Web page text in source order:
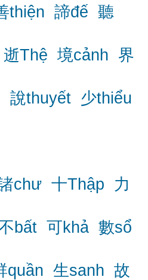
thiện 諦đế 聽
逝Thệ 境cảnh 界
說thuyết 少thiểu
chư 十Thập
力
bất 可khả 數sổ
quần 生sanh 故